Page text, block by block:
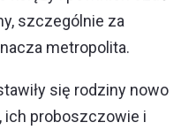
szczególnie za
metropolita.
się rodziny nowo
ich proboszczowie i